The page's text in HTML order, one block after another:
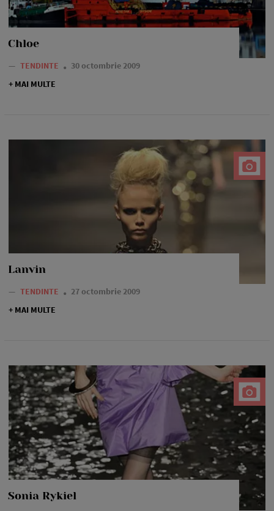
Chloe
— TENDINTE
30 octombrie 2009
+ MAI MULTE
Lanvin
— TENDINTE
27 octombrie 2009
+ MAI MULTE
Sonia Rykiel